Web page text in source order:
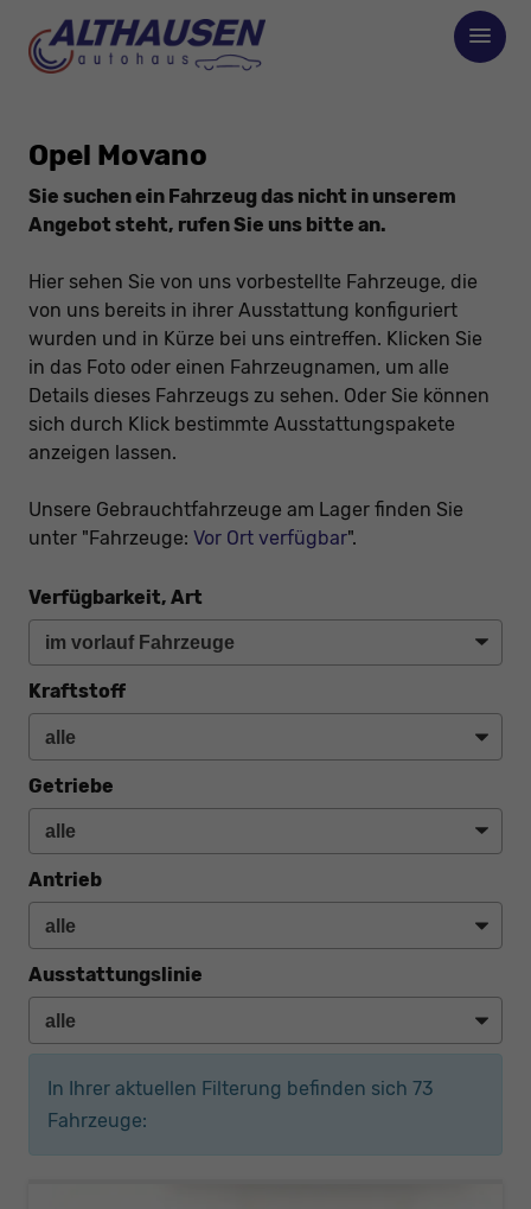
Opel Movano
Sie suchen ein Fahrzeug das nicht in unserem
Angebot steht, rufen Sie uns bitte an.
Hier sehen Sie von uns vorbestellte Fahrzeuge, die
von uns bereits in ihrer Ausstattung konfiguriert
wurden und in Kürze bei uns eintreffen. Klicken Sie
in das Foto oder einen Fahrzeugnamen, um alle
Details dieses Fahrzeugs zu sehen. Oder Sie können
sich durch Klick bestimmte Ausstattungspakete
anzeigen lassen.
Unsere Gebrauchtfahrzeuge am Lager finden Sie
unter "Fahrzeuge: Vor Ort verfügbar".
Verfügbarkeit, Art
Kraftstoff
Getriebe
Antrieb
Ausstattungslinie
In Ihrer aktuellen Filterung befinden sich 73
Fahrzeuge: